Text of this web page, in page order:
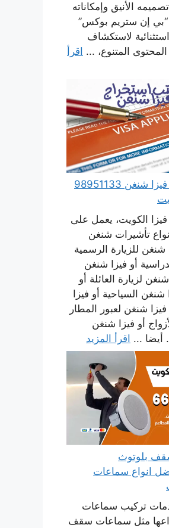
الأنيق وإمكاناته
“بي إن ستريم بوكس”
لاستكشاف
المتنوع، ... اقرأ
مكتب استخراج فيزا شنغن 98951133
الكويت، يعمل على
تأشيرات شنغن
للزيارة الرسمية
أو فيزا شنغن
لزيارة العائلة أو
شنغن السياحية أو فيزا
شنغن لعبور المطار
أو فيزا شنغن
أيضا ... اقرأ المزيد
بلوتوث
أفضل انواع سماعات
تركيب سماعات
مثل سماعات سقف